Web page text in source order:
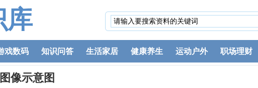
库
戏数码 知识问答 生活家居 健康养生 运动户外 职场理财
像示意图